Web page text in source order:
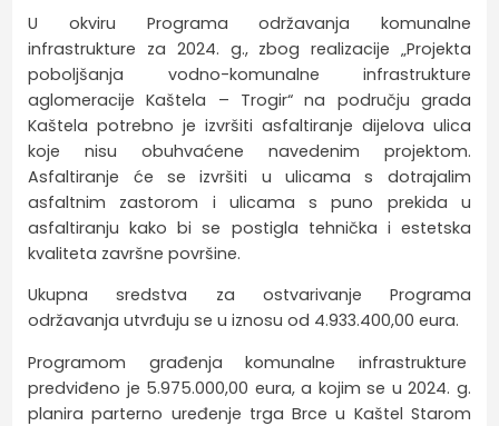
U okviru Programa održavanja komunalne
infrastrukture za 2024. g., zbog realizacije „Projekta
poboljšanja vodno-komunalne infrastrukture
aglomeracije Kaštela – Trogir“ na području grada
Kaštela potrebno je izvršiti asfaltiranje dijelova ulica
koje nisu obuhvaćene navedenim projektom.
Asfaltiranje će se izvršiti u ulicama s dotrajalim
asfaltnim zastorom i ulicama s puno prekida u
asfaltiranju kako bi se postigla tehnička i estetska
kvaliteta završne površine.
Ukupna sredstva za ostvarivanje Programa
održavanja utvrđuju se u iznosu od 4.933.400,00 eura.
Programom građenja komunalne infrastrukture
predviđeno je 5.975.000,00 eura, a kojim se u 2024. g.
planira parterno uređenje trga Brce u Kaštel Starom